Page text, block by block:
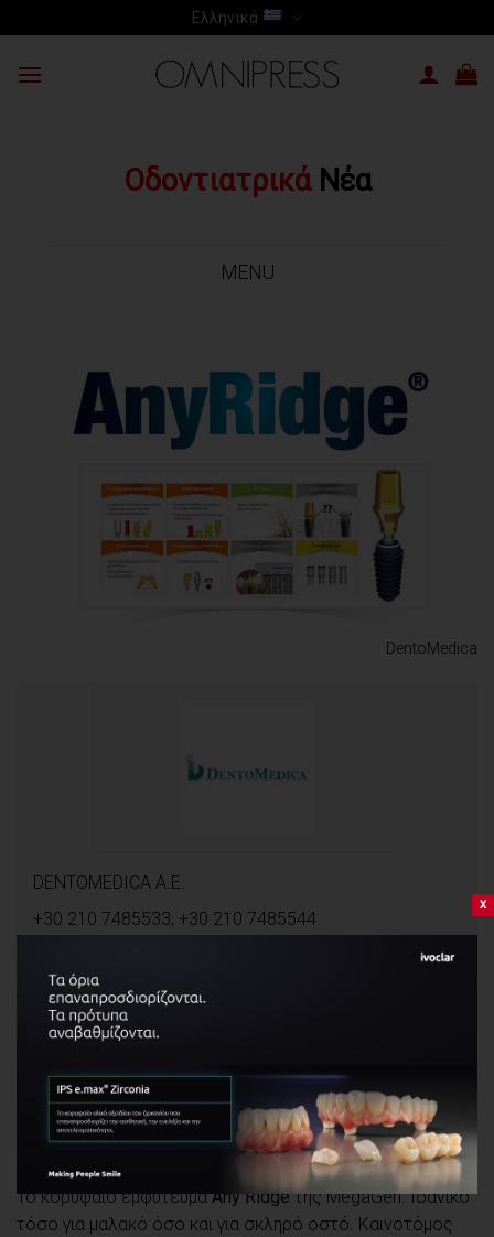
to
content
Ελληνικά
Οδοντιατρικά Νέα
MENU
DentoMedica
DENTOMEDICA A.E.
+30 210 7485533, +30 210 7485544
info@dentomedica.gr
profile
ANY RIDGE
ΑΠΌOMNIPRESS
Το κορυφαίο εμφύτευμαAny Ridgeτης MegaGen. Ιδανικό
τόσο για μαλακό όσο και για σκληρό οστό. Καινοτόμος
x